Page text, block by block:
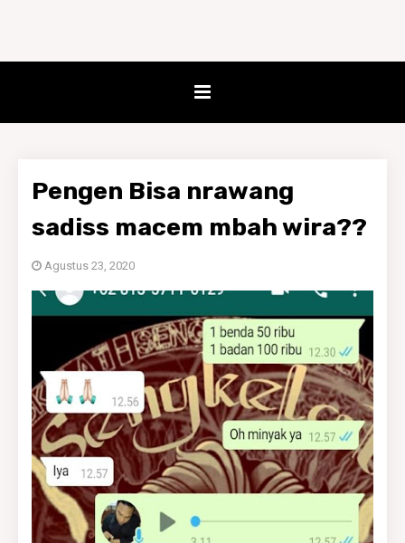
Pengen Bisa nrawang
sadiss macem mbah wira??
Agustus 23, 2020